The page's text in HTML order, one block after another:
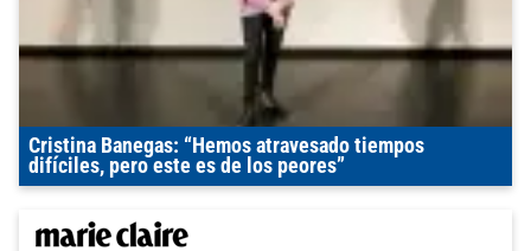
Cristina Banegas: “Hemos atravesado tiempos
difíciles, pero este es de los peores”